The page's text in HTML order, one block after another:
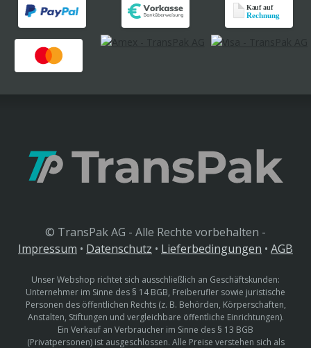
© TransPak AG - Alle Rechte vorbehalten -
Impressum • Datenschutz • Lieferbedingungen • AGB
Unser Webshop richtet sich ausschließlich an Geschäftskunden:
Unternehmer im Sinne des § 14 BGB, Freiberufler sowie juristische
Personen des öffentlichen Rechts (z. B. Behörden, Körperschaften,
Anstalten, Stiftungen und vergleichbare öffentliche Einrichtungen).
Ein Verkauf an Verbraucher im Sinne des § 13 BGB
(Privatpersonen) ist ausgeschlossen. Alle Preise verstehen sich als